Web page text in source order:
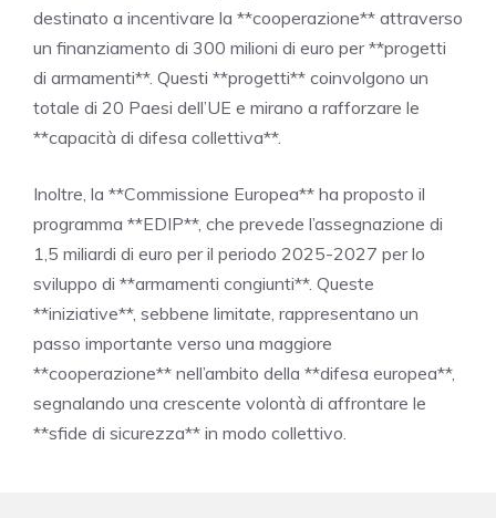
destinato a incentivare la **cooperazione** attraverso
un finanziamento di 300 milioni di euro per **progetti
di armamenti**. Questi **progetti** coinvolgono un
totale di 20 Paesi dell’UE e mirano a rafforzare le
**capacità di difesa collettiva**.
Inoltre, la **Commissione Europea** ha proposto il
programma **EDIP**, che prevede l’assegnazione di
1,5 miliardi di euro per il periodo 2025-2027 per lo
sviluppo di **armamenti congiunti**. Queste
**iniziative**, sebbene limitate, rappresentano un
passo importante verso una maggiore
**cooperazione** nell’ambito della **difesa europea**,
segnalando una crescente volontà di affrontare le
**sfide di sicurezza** in modo collettivo.